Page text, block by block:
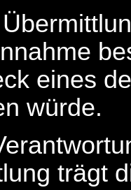
eines
würde.
trägt